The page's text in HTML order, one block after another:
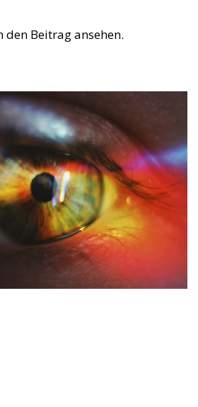
den Beitrag ansehen.